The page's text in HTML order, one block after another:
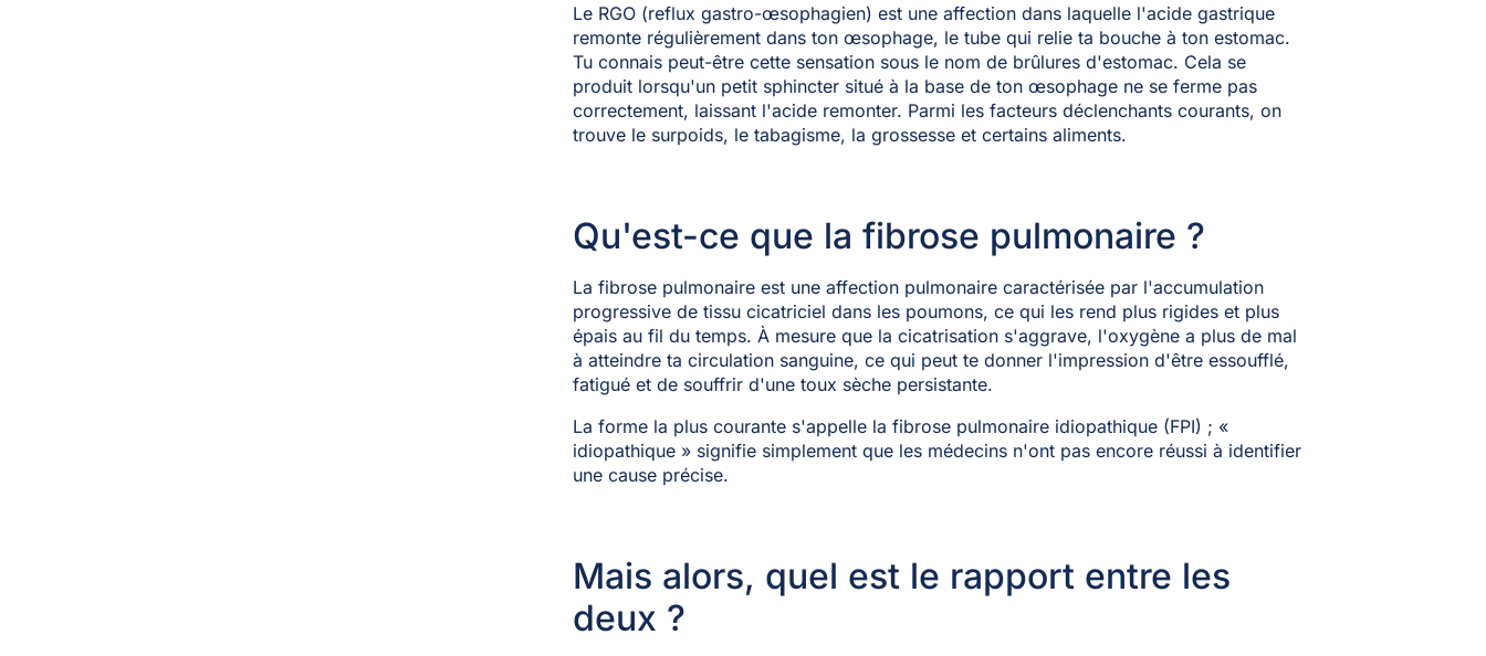
Le RGO (reflux gastro-œsophagien) est une affection dans laquelle l'acide gastrique
remonte régulièrement dans ton œsophage, le tube qui relie ta bouche à ton estomac.
Tu connais peut-être cette sensation sous le nom de brûlures d'estomac. Cela se
produit lorsqu'un petit sphincter situé à la base de ton œsophage ne se ferme pas
correctement, laissant l'acide remonter. Parmi les facteurs déclenchants courants, on
trouve le surpoids, le tabagisme, la grossesse et certains aliments.
Qu'est-ce que la fibrose pulmonaire ?
La fibrose pulmonaire est une affection pulmonaire caractérisée par l'accumulation
progressive de tissu cicatriciel dans les poumons, ce qui les rend plus rigides et plus
épais au fil du temps. À mesure que la cicatrisation s'aggrave, l'oxygène a plus de mal
à atteindre ta circulation sanguine, ce qui peut te donner l'impression d'être essoufflé,
fatigué et de souffrir d'une toux sèche persistante.
La forme la plus courante s'appelle la fibrose pulmonaire idiopathique (FPI) ; «
idiopathique » signifie simplement que les médecins n'ont pas encore réussi à identifier
une cause précise.
Mais alors, quel est le rapport entre les
deux ?